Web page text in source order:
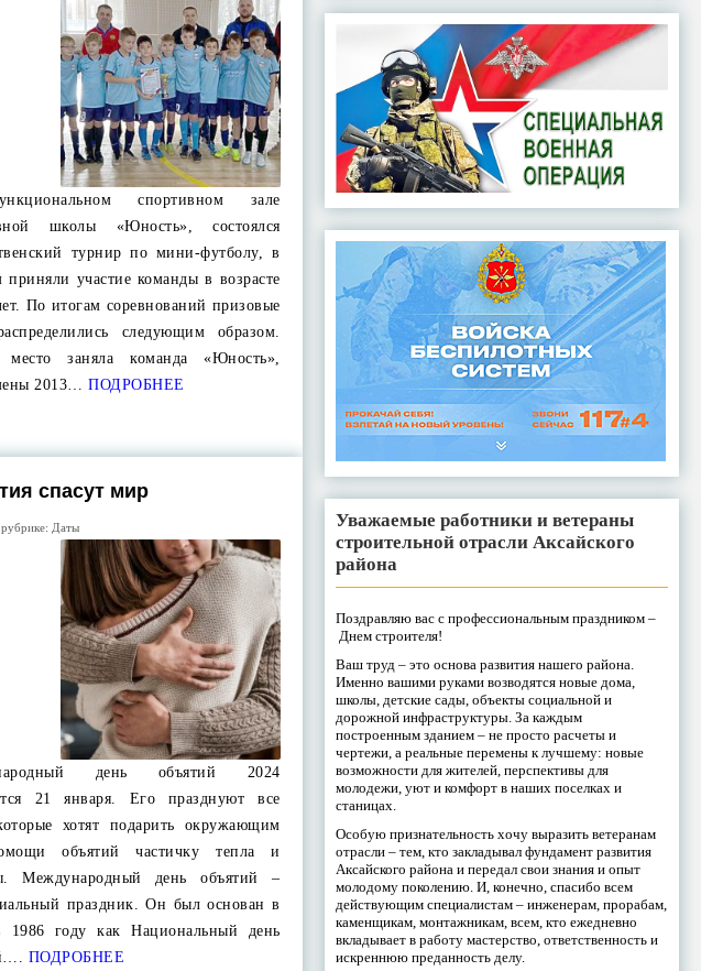
спортивном зале
школы «Юность», состоялся
турнир по мини-футболу, в
приняли участие команды в возрасте
По итогам соревнований призовые
следующим образом.
место заняла команда «Юность»,
2013… ПОДРОБНЕЕ
спасут мир
Даты
день объятий 2024
21 января. Его празднуют все
хотят подарить окружающим
объятий частичку тепла и
Международный день объятий –
праздник. Он был основан в
году как Национальный день
ПОДРОБНЕЕ
Уважаемые работники и ветераны
строительной отрасли Аксайского
района
Поздравляю вас с профессиональным праздником –
Днем строителя!
Ваш труд – это основа развития нашего района.
Именно вашими руками возводятся новые дома,
школы, детские сады, объекты социальной и
дорожной инфраструктуры. За каждым
построенным зданием – не просто расчеты и
чертежи, а реальные перемены к лучшему: новые
возможности для жителей, перспективы для
молодежи, уют и комфорт в наших поселках и
станицах.
Особую признательность хочу выразить ветеранам
отрасли – тем, кто закладывал фундамент развития
Аксайского района и передал свои знания и опыт
молодому поколению. И, конечно, спасибо всем
действующим специалистам – инженерам, прорабам,
каменщикам, монтажникам, всем, кто ежедневно
вкладывает в работу мастерство, ответственность и
искреннюю преданность делу.